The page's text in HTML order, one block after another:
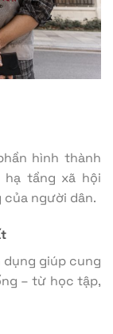
hình thành
tầng xã hội
người dân.
dụng giúp cung
– từ học tập,